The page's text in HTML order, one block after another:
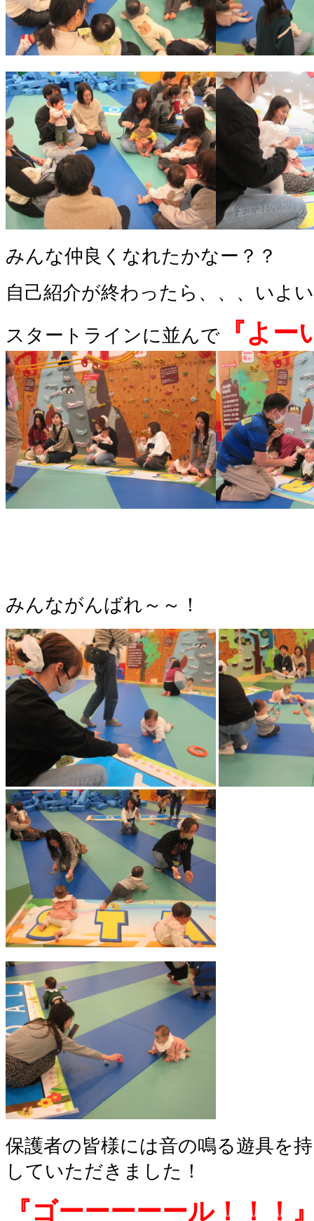
みんな仲良くなれたかなー？？
自己紹介が終わったら、、、いよ
スタートラインに並んで 『よ
みんながんばれ～～！
保護者の皆様には音の鳴る遊具を
していただきました！
『ゴーーーーール！！！